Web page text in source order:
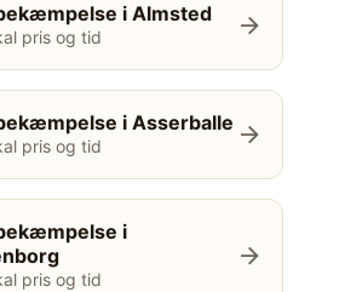
i Almsted
pris og tid arrow_forward
i Asserballe
pris og tid arrow_forward
i
pris og tid
arrow_forward